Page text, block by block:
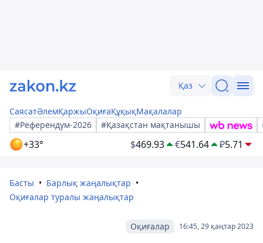
Қаз
СаясатӘлемҚаржыОқиғаҚұқықМақалалар
#Референдум-2026
#Қазақстан мақтанышы
+33° $469.93 €541.64 ₽5.71
Басты
Барлық жаңалықтар
Оқиғалар туралы жаңалықтар
16:45, 29 қаңтар 2023
Оқиғалар